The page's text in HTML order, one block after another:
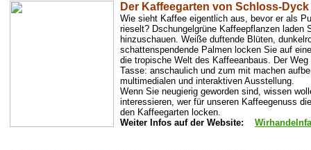
Der Kaffeegarten von Schloss-Dyck
Wie sieht Kaffee eigentlich aus, bevor er als
rieselt? Dschungelgrüne Kaffeepflanzen laden
hinzuschauen. Weiße duftende Blüten,
schattenspendende Palmen locken Sie auf
die tropische Welt des Kaffeeanbaus. Der
Tasse: anschaulich und zum mit machen
multimedialen und interaktiven Ausstellung.
Wenn Sie neugierig geworden sind, wissen
interessieren, wer für unseren Kaffeegenuss
den Kaffeegarten locken.
Weiter Infos auf der Website: